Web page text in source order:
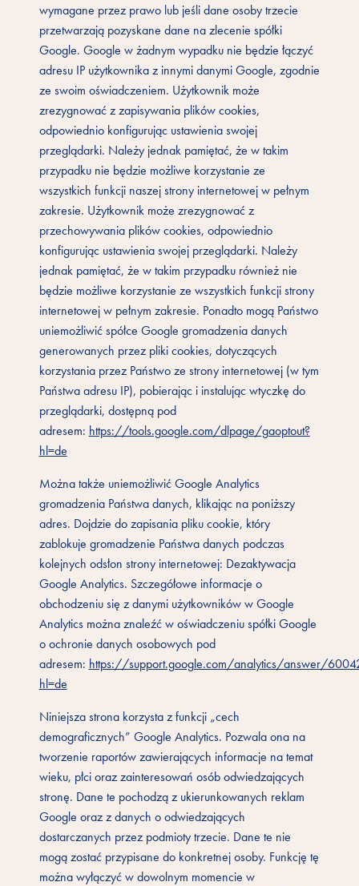
wymagane przez prawo lub jeśli dane osoby trzecie
przetwarzają pozyskane dane na zlecenie spółki
Google. Google w żadnym wypadku nie będzie łączyć
adresu IP użytkownika z innymi danymi Google, zgodnie
ze swoim oświadczeniem. Użytkownik może
zrezygnować z zapisywania plików cookies,
odpowiednio konfigurując ustawienia swojej
przeglądarki. Należy jednak pamiętać, że w takim
przypadku nie będzie możliwe korzystanie ze
wszystkich funkcji naszej strony internetowej w pełnym
zakresie. Użytkownik może zrezygnować z
przechowywania plików cookies, odpowiednio
konfigurując ustawienia swojej przeglądarki. Należy
jednak pamiętać, że w takim przypadku również nie
będzie możliwe korzystanie ze wszystkich funkcji strony
internetowej w pełnym zakresie. Ponadto mogą Państwo
uniemożliwić spółce Google gromadzenia danych
generowanych przez pliki cookies, dotyczących
korzystania przez Państwo ze strony internetowej (w tym
Państwa adresu IP), pobierając i instalując wtyczkę do
przeglądarki, dostępną pod
adresem: https://tools.google.com/dlpage/gaoptout?
hl=de
Można także uniemożliwić Google Analytics
gromadzenia Państwa danych, klikając na poniższy
adres. Dojdzie do zapisania pliku cookie, który
zablokuje gromadzenie Państwa danych podczas
kolejnych odsłon strony internetowej: Dezaktywacja
Google Analytics. Szczegółowe informacje o
obchodzeniu się z danymi użytkowników w Google
Analytics można znaleźć w oświadczeniu spółki Google
o ochronie danych osobowych pod
adresem: https://support.google.com/analytics/answer/
hl=de
Niniejsza strona korzysta z funkcji „cech
demograficznych” Google Analytics. Pozwala ona na
tworzenie raportów zawierających informacje na temat
wieku, płci oraz zainteresowań osób odwiedzających
stronę. Dane te pochodzą z ukierunkowanych reklam
Google oraz z danych o odwiedzających
dostarczanych przez podmioty trzecie. Dane te nie
mogą zostać przypisane do konkretnej osoby. Funkcję tę
można wyłączyć w dowolnym momencie w